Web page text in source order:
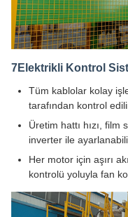
7Elektrikli Kontrol
Tüm kablolar kolay
tarafından kontrol
Üretim hattı hızı, film
inverter ile
Her motor için aşırı
kontrolü yoluyla fan